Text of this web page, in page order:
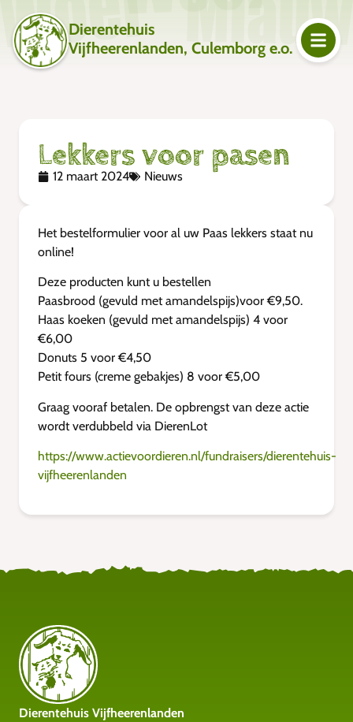
Dierentehuis
Vijfheerenlanden, Culemborg e.o.
Lekkers voor pasen
12 maart 2024 Nieuws
Het bestelformulier voor al uw Paas lekkers staat nu
online!
Deze producten kunt u bestellen
Paasbrood (gevuld met amandelspijs)voor €9,50.
Haas koeken (gevuld met amandelspijs) 4 voor
€6,00
Donuts 5 voor €4,50
Petit fours (creme gebakjes) 8 voor €5,00
Graag vooraf betalen. De opbrengst van deze actie
wordt verdubbeld via DierenLot
https://www.actievoordieren.nl/fundraisers/dierentehuis-
vijfheerenlanden
Dierentehuis Vijfheerenlanden